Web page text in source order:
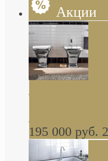
Акции
Butterfly
глянцевая
195 000 руб.